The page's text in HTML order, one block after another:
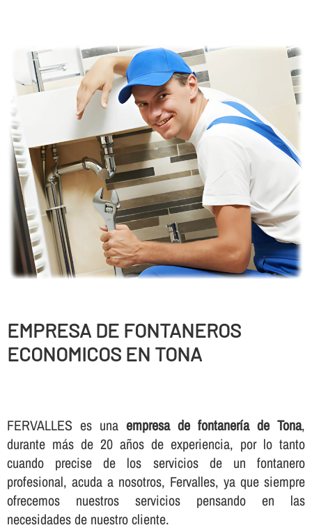
EMPRESA DE FONTANEROS
ECONOMICOS EN TONA
FERVALLES es una empresa de fontanerí­a de Tona,
durante más de 20 años de experiencia, por lo tanto
cuando precise de los servicios de un fontanero
profesional, acuda a nosotros, Fervalles, ya que siempre
ofrecemos nuestros servicios pensando en las
necesidades de nuestro cliente.